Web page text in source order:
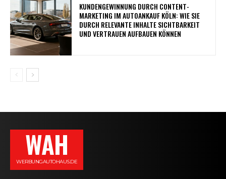
KUNDENGEWINNUNG DURCH CONTENT-
MARKETING IM AUTOANKAUF KÖLN: WIE SIE
DURCH RELEVANTE INHALTE SICHTBARKEIT
UND VERTRAUEN AUFBAUEN KÖNNEN
WAH
WERBUNGAUTOHAUS.DE